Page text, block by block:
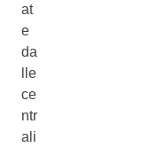
at
e
da
lle
ce
ntr
ali